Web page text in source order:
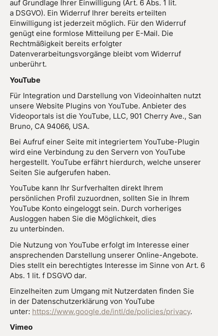
auf Grundlage Ihrer Einwilligung (Art. 6 Abs. 1 lit.
a DSGVO). Ein Widerruf Ihrer bereits erteilten
Einwilligung ist jederzeit möglich. Für den Widerruf
genügt eine formlose Mitteilung per E-Mail. Die
Rechtmäßigkeit bereits erfolgter
Datenverarbeitungsvorgänge bleibt vom Widerruf
unberührt.
YouTube
Für Integration und Darstellung von Videoinhalten nutzt
unsere Website Plugins von YouTube. Anbieter des
Videoportals ist die YouTube, LLC, 901 Cherry Ave., San
Bruno, CA 94066, USA.
Bei Aufruf einer Seite mit integriertem YouTube-Plugin
wird eine Verbindung zu den Servern von YouTube
hergestellt. YouTube erfährt hierdurch, welche unserer
Seiten Sie aufgerufen haben.
YouTube kann Ihr Surfverhalten direkt Ihrem
persönlichen Profil zuzuordnen, sollten Sie in Ihrem
YouTube Konto eingeloggt sein. Durch vorheriges
Ausloggen haben Sie die Möglichkeit, dies
zu unterbinden.
Die Nutzung von YouTube erfolgt im Interesse einer
ansprechenden Darstellung unserer Online-Angebote.
Dies stellt ein berechtigtes Interesse im Sinne von Art. 6
Abs. 1 lit. f DSGVO dar.
Einzelheiten zum Umgang mit Nutzerdaten finden Sie
in der Datenschutzerklärung von YouTube
unter: https://www.google.de/intl/de/policies/privacy.
Vimeo